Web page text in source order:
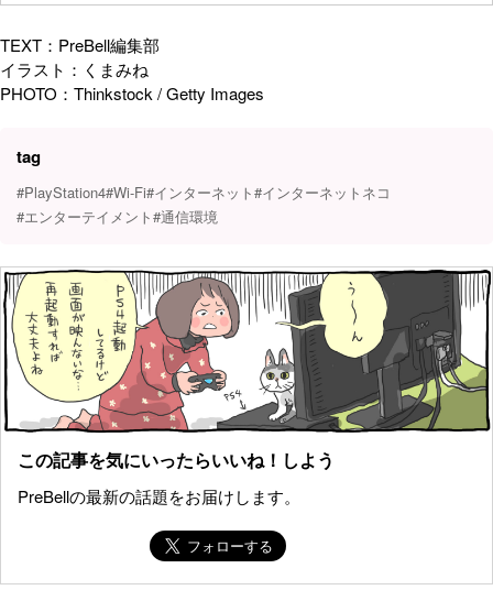
TEXT：PreBell編集部
イラスト：くまみね
PHOTO：Thinkstock / Getty Images
tag
#PlayStation4#Wi-Fi#インターネット#インターネットネコ
#エンターテイメント#通信環境
この記事を気にいったらいいね！しよう
PreBellの最新の話題をお届けします。